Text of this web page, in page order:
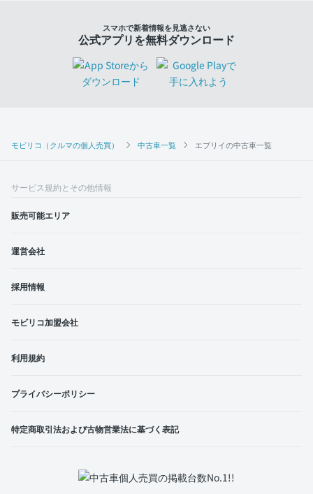
モビリコ（クルマの個人売買） 中古車一覧 エブリイの中古車一覧
スマホで新着情報を見逃さない
公式アプリを無料ダウンロード
サービス規約とその他情報
販売可能エリア
運営会社
採用情報
モビリコ加盟会社
利用規約
プライバシーポリシー
特定商取引法および古物営業法に基づく表記